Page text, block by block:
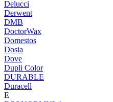
Delucci
Derwent
DMB
DoctorWax
Domestos
Dosia
Dove
Dupli Color
DURABLE
Duracell
E